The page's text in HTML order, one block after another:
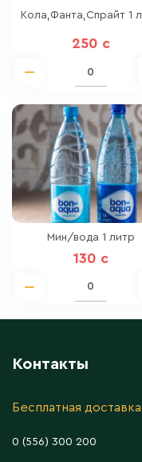
Кола,Фанта,Спрайт 1
250 c
Мин/вода 1 литр
130 c
Контакты
Бесплатная
0 (556) 300 200